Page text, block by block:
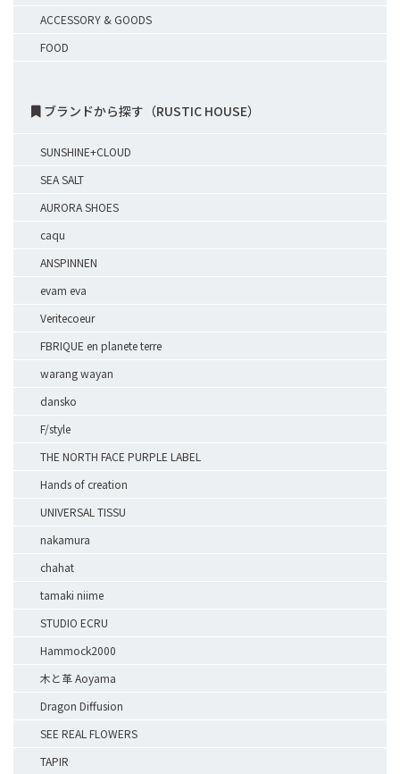
ACCESSORY & GOODS
FOOD
ブランドから探す（RUSTIC HOUSE）
SUNSHINE+CLOUD
SEA SALT
AURORA SHOES
caqu
ANSPINNEN
evam eva
Veritecoeur
FBRIQUE en planete terre
warang wayan
dansko
F/style
THE NORTH FACE PURPLE LABEL
Hands of creation
UNIVERSAL TISSU
nakamura
chahat
tamaki niime
STUDIO ECRU
Hammock2000
木と革 Aoyama
Dragon Diffusion
SEE REAL FLOWERS
TAPIR